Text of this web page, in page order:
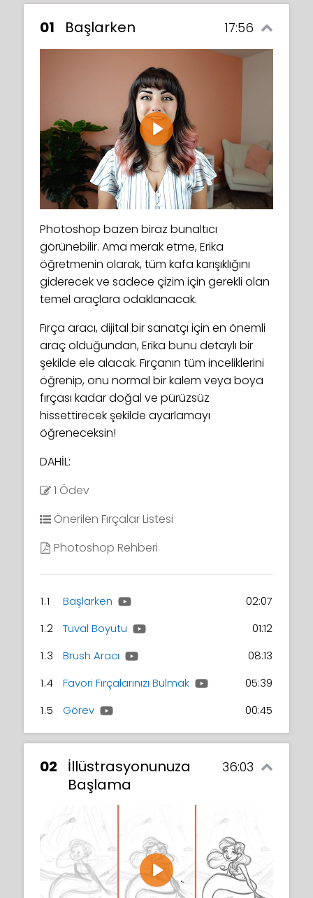
01 Başlarken 17:56
Play
Photoshop bazen biraz bunaltıcı
görünebilir. Ama merak etme, Erika
öğretmenin olarak, tüm kafa karışıklığını
giderecek ve sadece çizim için gerekli olan
temel araçlara odaklanacak.
Fırça aracı, dijital bir sanatçı için en önemli
araç olduğundan, Erika bunu detaylı bir
şekilde ele alacak. Fırçanın tüm inceliklerini
öğrenip, onu normal bir kalem veya boya
fırçası kadar doğal ve pürüzsüz
hissettirecek şekilde ayarlamayı
öğreneceksin!
DAHİL:
1 Ödev
Önerilen Fırçalar Listesi
Photoshop Rehberi
1.1 Başlarken
02:07
1.2
Tuval Boyutu
01:12
1.3
Brush Aracı
08:13
1.4
Favori Fırçalarınızı Bulmak
05:39
1.5
Görev 00:45
02
İllüstrasyonunuza
Başlama
36:03
Play